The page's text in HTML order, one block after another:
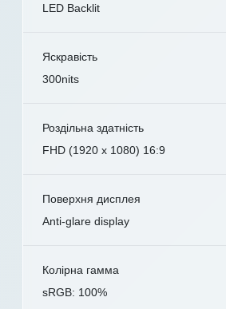
LED Backlit
Яскравість
300nits
Роздільна здатність
FHD (1920 x 1080) 16:9
Поверхня дисплея
Anti-glare display
Колірна гамма
sRGB: 100%